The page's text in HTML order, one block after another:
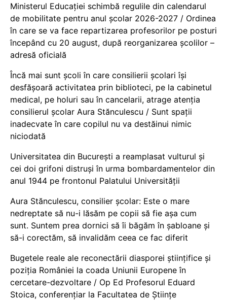
Ministerul Educației schimbă regulile din calendarul
de mobilitate pentru anul școlar 2026-2027 / Ordinea
în care se va face repartizarea profesorilor pe posturi
începând cu 20 august, după reorganizarea școlilor –
adresă oficială
Încă mai sunt școli în care consilierii școlari își
desfășoară activitatea prin biblioteci, pe la cabinetul
medical, pe holuri sau în cancelarii, atrage atenția
consilierul școlar Aura Stănculescu / Sunt spații
inadecvate în care copilul nu va destăinui nimic
niciodată
Universitatea din București a reamplasat vulturul și
cei doi grifoni distruși în urma bombardamentelor din
anul 1944 pe frontonul Palatului Universității
Aura Stănculescu, consilier școlar: Este o mare
nedreptate să nu-i lăsăm pe copii să fie așa cum
sunt. Suntem prea dornici să îi băgăm în șabloane și
să-i corectăm, să invalidăm ceea ce fac diferit
Bugetele reale ale reconectării diasporei științifice și
poziția României la coada Uniunii Europene în
cercetare-dezvoltare / Op Ed Profesorul Eduard
Stoica, conferențiar la Facultatea de Științe